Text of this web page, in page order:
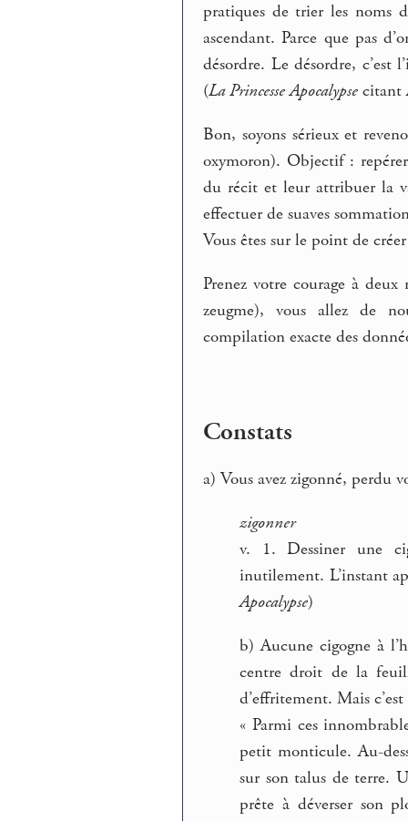
pratiques de trier les noms
ascendant. Parce que pas
désordre. Le désordre, c’est
(La Princesse Apocalypse citant
Bon, soyons sérieux et
oxymoron). Objectif : repérer
du récit et leur attribuer la
effectuer de suaves
Vous êtes sur le point de
Prenez votre courage à
zeugme), vous allez de
compilation exacte des
Constats
a) Vous avez zigonné, perdu
zigonner
v. 1. Dessiner une
inutilement. L’instant
Apocalypse)
b) Aucune cigogne à
centre droit de la
d’effritement. Mais
« Parmi ces
petit monticule. Au-
sur son talus de terre.
prête à déverser son